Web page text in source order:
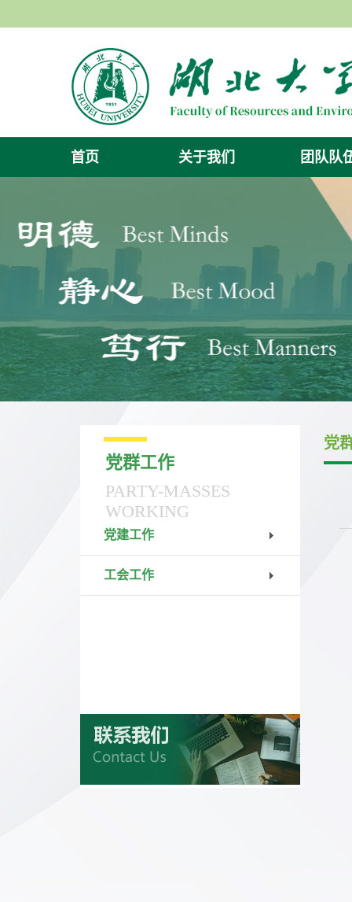
首页 关于我们 团队队
党群工作
PARTY-MASSES
WORKING
党建工作
工会工作
党